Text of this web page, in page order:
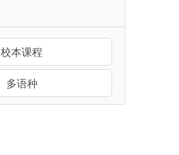
校本课程
多语种